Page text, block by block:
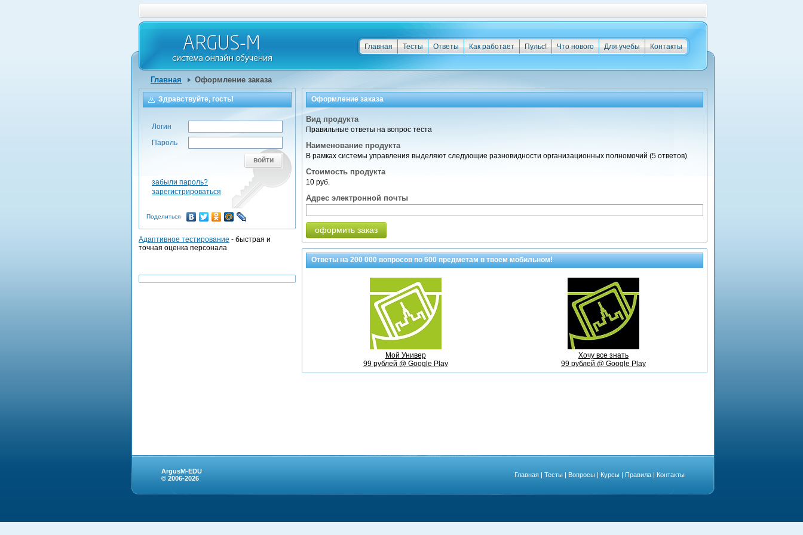
Контакты
Для учебы
Что нового
Пульс!
Как работает
Ответы
Тесты
Главная
Главная Оформление заказа
Оформление заказа
Вид продукта
Правильные ответы на вопрос теста
Наименование продукта
В рамках системы управления выделяют следующие разновидности организационных полномочий (5 ответов)
Стоимость продукта
10 руб.
Адрес электронной почты
оформить заказ
Ответы на200 000вопросов по600 предметамв твоем мобильном!
Мой Универ
99 рублей @ Google Play
Хочу все знать
99 рублей @ Google Play
Здравствуйте, гость!
Логин
Пароль
войти
забыли пароль?
зарегистрироваться
Поделиться
Адаптивное тестирование - быстрая и
точная оценка персонала
ArgusM-EDU
© 2006-2026
Главная | Тесты | Вопросы | Курсы | Правила | Контакты